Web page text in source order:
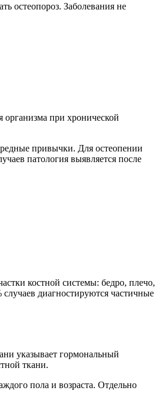
остеопороз. Заболевания не
при хронической
привычки. Для остеопении
патология выявляется после
костной системы: бедро, плечо,
случаев диагностируются частичные
указывает гормональный
ткани.
пола и возраста. Отдельно